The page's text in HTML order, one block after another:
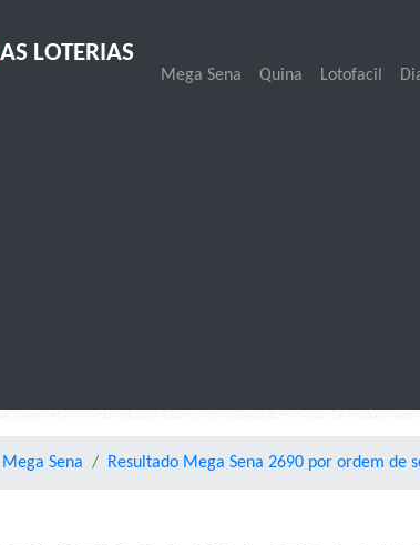
AS LOTERIAS
Mega Sena Quina Lotofacil
Mega Sena Resultado Mega Sena 2690 por ordem de